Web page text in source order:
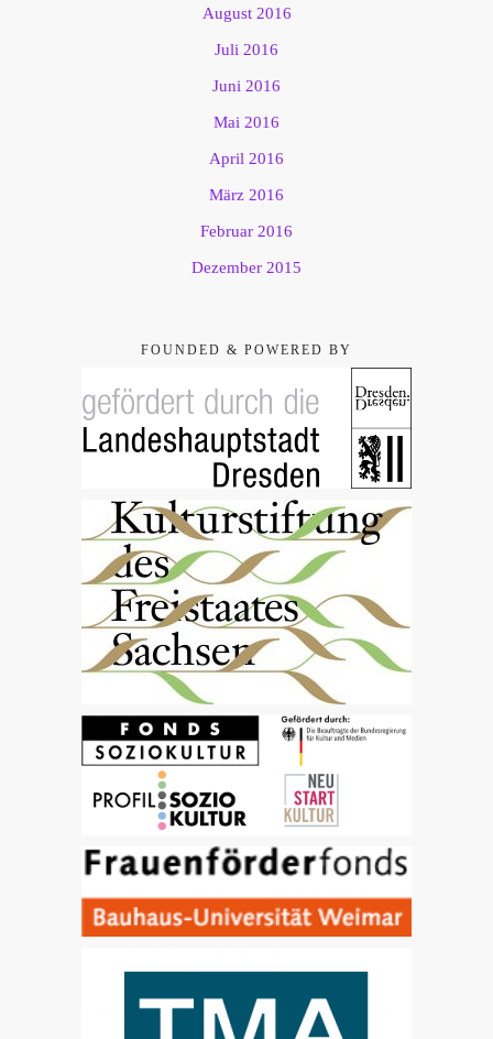
August 2016
Juli 2016
Juni 2016
Mai 2016
April 2016
März 2016
Februar 2016
Dezember 2015
FOUNDED & POWERED BY